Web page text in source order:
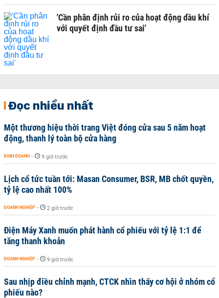
'Cần phân định rủi ro của hoạt động dầu khí
với quyết định đầu tư sai'
Đọc nhiều nhất
Một thương hiệu thời trang Việt đóng cửa sau 5 năm hoạt
động, thanh lý toàn bộ cửa hàng
KINH DOANH - 9 giờ trước
Lịch cổ tức tuần tới: Masan Consumer, BSR, MB chốt quyền,
tỷ lệ cao nhất 100%
DOANH NGHIỆP - 2 giờ trước
Điện Máy Xanh muốn phát hành cổ phiếu với tỷ lệ 1:1 để
tăng thanh khoản
DOANH NGHIỆP - 9 giờ trước
Sau nhịp điều chỉnh mạnh, CTCK nhìn thấy cơ hội ở nhóm cổ
phiếu nào?